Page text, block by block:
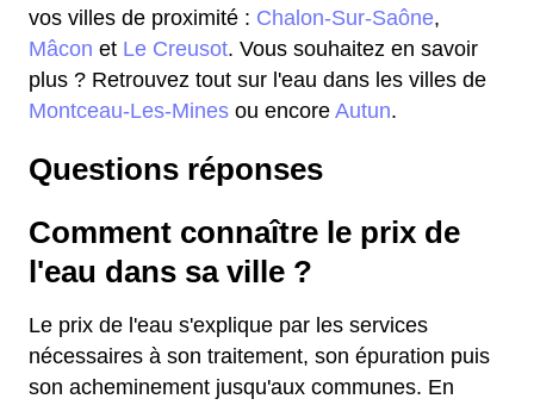
vos villes de proximité : Chalon-Sur-Saône,
Mâcon et Le Creusot. Vous souhaitez en savoir
plus ? Retrouvez tout sur l'eau dans les villes de
Montceau-Les-Mines ou encore Autun.
Questions réponses
Comment connaître le prix de
l'eau dans sa ville ?
Le prix de l'eau s'explique par les services
nécessaires à son traitement, son épuration puis
son acheminement jusqu'aux communes. En